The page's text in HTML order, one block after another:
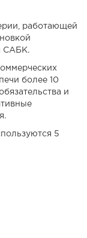
работающей
САБК.
более 10
и
5